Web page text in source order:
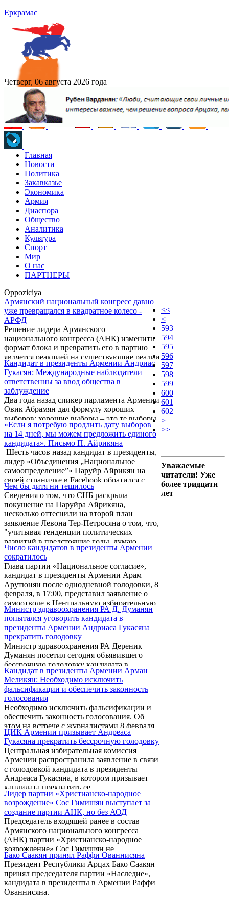
Еркрамас
Четверг, 06 августа 2026 года
Главная
Новости
Политика
Закавказье
Экономика
Армия
Диаспора
Общество
Аналитика
Культура
Спорт
Мир
О нас
ПАРТНЕРЫ
Oppoziciya
Армянский национальный конгресс давно
уже превращался в квадратное колесо -
АРФД
Решение лидера Армянского
национального конгресса (АНК) изменить
формат блока и превратить его в партию
является реакцией на существующие реалии
в политической жизни страны. Как
передает корреспондент ИА REGNUM, об
этом заявил 8 февраля на брифингах в
парламенте глава парламентской фракции
АРФ "Дашнакцутюн" Армен Рустамян.
Кандидат в президенты Армении Андриас
Гукасян: Международные наблюдатели
ответственны за ввод общества в
заблуждение
Два года назад спикер парламента Армении
Овик Абрамян дал формулу хороших
выборов: хорошие выборы – это те выборы,
которые получили положительную оценку
международных наблюдателей. Об этом в
беседе с журналистами 11 февраля заявил
кандидат в президенты Андриас Гукасян,
комментируя заявление представителей
БДИПЧ/ОБСЕ о том, что их организация не
трибунал, и они осуществляют лишь
наблюдательскую миссию.
«Если я потребую продлить дату выборов
на 14 дней, мы можем предложить единого
кандидата». Письмо П. Айрикяна
Шесть часов назад кандидат в президенты,
лидер «Объединения „Национальное
самоопределение”» Паруйр Айрикян на
своей страничке в Facebook обратился с
письмом к Раффи Ованнисяну и Гранту
Багратяну.
Чем бы дитя ни тешилось
Сведения о том, что СНБ раскрыла
покушение на Паруйра Айрикяна,
несколько оттеснили на второй план
заявление Левона Тер-Петросяна о том, что,
"учитывая тенденции политических
развитий в предстоящие годы, думаю,
настало время, чтобы конгресс из альянса
разнородных политических сил и
беспартийных превратился в одну-
единственную партию". В своем интервью
газете "Чоррорд инкнишханутюн" ЛТП,
конечно, похвалил АНК, отметив, что
последний "блестяще" выполнил свою роль
непримиримого оппозиционного борца, ...
Число кандидатов в президенты Армении
сократилось
Глава партии «Национальное согласие»,
кандидат в президенты Армении Арам
Арутюнян после однодневной голодовки, 8
февраля, в 17:00, представил заявление о
самоотводе в Центральную избирательную
комиссию Армении. В беседе с
журналистами перед зданием ЦИК он
отметил, что не будет ждать заявления
Паруйра Айрикяна о переносе выборов на
две недели, поскольку Конституционный
суд может отклонить его. Его заявление о
самоотводе принял секретарь ЦИК Армен
Смбатян, который сообщил, что заявление
будет обсуждаться ...
Министр здравоохранения РА Д. Думанян
попытался уговорить кандидата в
президенты Армении Андриаса Гукасяна
прекратить голодовку
Министр здравоохранения РА Дереник
Думанян посетил сегодня объявившего
бессрочную голодовку кандидата в
президенты Армении Андриаса Гукасяна.
Глава ведомства посоветовал политику
отправиться на медобследование и
объяснил ему, насколько опасна голодовка
для здоровья.
Кандидат в президенты Армении Арман
Меликян: Необходимо исключить
фальсификации и обеспечить законность
голосования
Необходимо исключить фальсификации и
обеспечить законность голосования. Об
этом на встрече с журналистами 8 февраля
заявил кандидат в президенты Армении,
бывший глава МИД НКР Арман Меликян.
ЦИК Армении призывает Андреаса
Гукасяна прекратить бессрочную голодовку
Центральная избирательная комиссия
Армении распространила заявление в связи
с голодовкой кандидата в президенты
Андреаса Гукасяна, в котором призывает
кандидата прекратить ее.
Лидер партии «Христианско-народное
возрождение» Сос Гимишян выступает за
создание партии АНК, но без АОД
Председатель входящей ранее в состав
Армянского национального конгресса
(АНК) партии «Христианско-народное
возрождение» Сос Гимишян не
представляет себя в составе партии,
которую предлагает создать первый
президент Армении Левон Тер-Петросян.
Вместо этого он намерен сохранить АНК
как единый блок партий.
Бако Саакян принял Раффи Ованнисяна
Президент Республики Арцах Бако Саакян
принял председателя партии «Наследие»,
кандидата в президенты в Армении Раффи
Ованнисяна.
<<
<
593
594
595
596
597
598
599
600
601
602
>
>>
Уважаемые
читатели! Уже
более тридцати
лет